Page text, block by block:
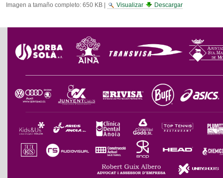
Imagen a tamaño completo: 650 KB| Visualizar Descargar